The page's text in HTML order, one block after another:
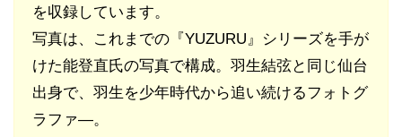
を収録しています。
写真は、これまでの『YUZURU』シリーズを手が
けた能登直氏の写真で構成。羽生結弦と同じ仙台
出身で、羽生を少年時代から追い続けるフォトグ
ラファ―。